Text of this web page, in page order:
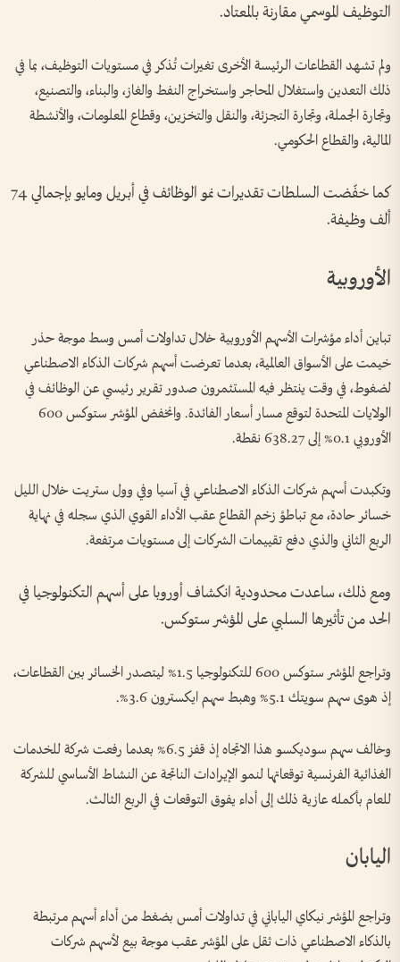
التوظيف الموسمي مقارنة بالمعتاد.
ولم تشهد القطاعات الرئيسة الأخرى تغيرات تُذكر في مستويات التوظيف، بما في
ذلك التعدين واستغلال المحاجر واستخراج النفط والغاز، والبناء، والتصنيع،
وتجارة الجملة، وتجارة التجزئة، والنقل والتخزين، وقطاع المعلومات، والأنشطة
المالية، والقطاع الحكومي.
كما خفّضت السلطات تقديرات نمو الوظائف في أبريل ومايو بإجمالي 74
ألف وظيفة.
الأوروبية
تباين أداء مؤشرات الأسهم الأوروبية خلال تداولات أمس وسط موجة حذر
خيمت على الأسواق ‌العالمية، بعدما ​تعرضت أسهم شركات الذكاء الاصطناعي
لضغوط، في وقت ينتظر فيه المستثمرون صدور تقرير رئيسي عن الوظائف في
الولايات المتحدة لتوقع مسار أسعار الفائدة. وانخفض المؤشر ستوكس 600
الأوروبي ⁠0.1% إلى 638.27 نقطة.
وتكبدت أسهم شركات الذكاء الاصطناعي في آسيا وفي وول ستريت خلال الليل
‌خسائر حادة، مع تباطؤ زخم القطاع عقب الأداء القوي الذي سجله في نهاية
الربع الثاني ‌والذي دفع تقييمات الشركات إلى مستويات مرتفعة.
ومع ‌ذلك، ساعدت محدودية انكشاف أوروبا على ‌أسهم التكنولوجيا في
الحد ‌من تأثيرها السلبي على المؤشر ستوكس.
وتراجع المؤشر ستوكس 600 ​للتكنولوجيا 1.5% ليتصدر الخسائر ​بين القطاعات،
إذ هوى ⁠سهم سويتك 5.1% وهبط سهم ايكسترون 3.6%.
وخالف سهم سوديكسو هذا الاتجاه إذ قفز ​6.5⁠% بعدما رفعت شركة للخدمات
الغذائية الفرنسية توقعاتها لنمو الإيرادات الناتجة عن النشاط الأساسي للشركة
للعام بأكمله ⁠عازية ذلك إلى أداء يفوق التوقعات في الربع الثالث.
اليابان
وتراجع المؤشر نيكاي الياباني في تداولات أمس بضغط ​من أداء أسهم مرتبطة
بالذكاء الاصطناعي ذات ثقل على ‌المؤشر عقب ​موجة بيع لأسهم شركات